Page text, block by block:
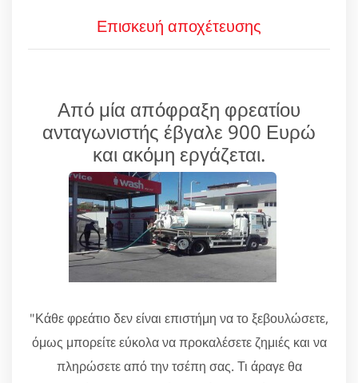
Επισκευή αποχέτευσης
Από μία απόφραξη φρεατίου
ανταγωνιστής έβγαλε 900 Ευρώ
και ακόμη εργάζεται.
"Κάθε φρεάτιο δεν είναι επιστήμη να το ξεβουλώσετε,
όμως μπορείτε εύκολα να προκαλέσετε ζημιές και να
πληρώσετε από την τσέπη σας. Τι άραγε θα